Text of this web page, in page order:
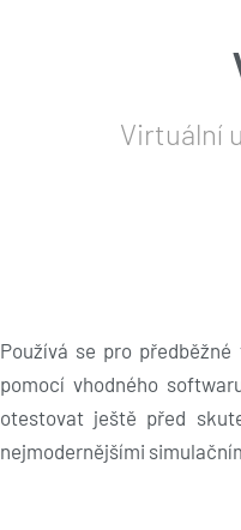
Virtuální
Používá se pro
pomocí vhodného
otestovat ještě před
nejmodernějšími